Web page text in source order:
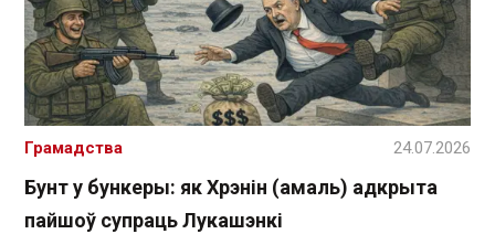
Бунт у бункеры: як Хрэнін (амаль) адкрыта
пайшоў супраць Лукашэнкі
Грамадства 24.07.2026